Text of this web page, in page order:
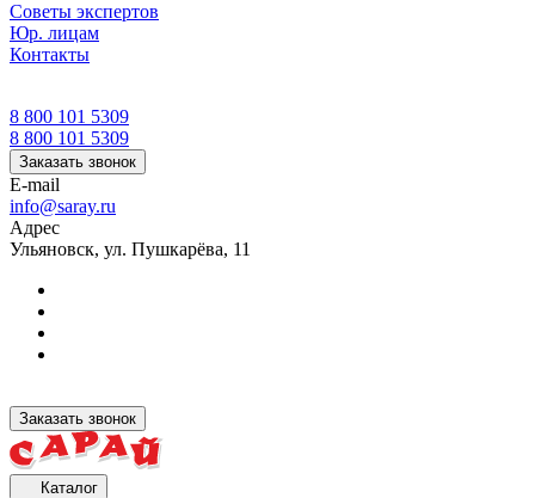
Советы экспертов
Юр. лицам
Контакты
8 800 101 5309
8 800 101 5309
Заказать звонок
E-mail
info@saray.ru
Адрес
Ульяновск, ул. Пушкарёва, 11
Заказать звонок
Каталог